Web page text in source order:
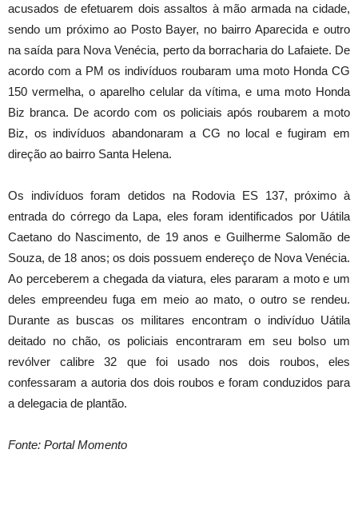
acusados de efetuarem dois assaltos à mão armada na cidade,
sendo um próximo ao Posto Bayer, no bairro Aparecida e outro
na saída para Nova Venécia, perto da borracharia do Lafaiete. De
acordo com a PM os indivíduos roubaram uma moto Honda CG
150 vermelha, o aparelho celular da vítima, e uma moto Honda
Biz branca. De acordo com os policiais após roubarem a moto
Biz, os indivíduos abandonaram a CG no local e fugiram em
direção ao bairro Santa Helena.
Os indivíduos foram detidos na Rodovia ES 137, próximo à
entrada do córrego da Lapa, eles foram identificados por Uátila
Caetano do Nascimento, de 19 anos e Guilherme Salomão de
Souza, de 18 anos; os dois possuem endereço de Nova Venécia.
Ao perceberem a chegada da viatura, eles pararam a moto e um
deles empreendeu fuga em meio ao mato, o outro se rendeu.
Durante as buscas os militares encontram o indivíduo Uátila
deitado no chão, os policiais encontraram em seu bolso um
revólver calibre 32 que foi usado nos dois roubos, eles
confessaram a autoria dos dois roubos e foram conduzidos para
a delegacia de plantão.
Fonte: Portal Momento